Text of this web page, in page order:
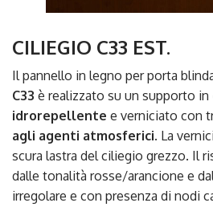
CILIEGIO C33 EST.
Il pannello in legno per porta
C33 è realizzato su un supporto in
idrorepellente e verniciato con
agli agenti atmosferici. La
scura lastra del ciliegio grezzo. Il
dalle tonalità rosse/arancione e
irregolare e con presenza di nodi